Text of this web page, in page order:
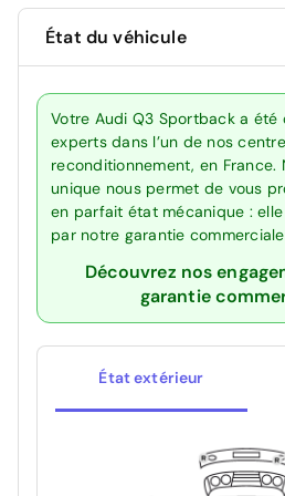
État du véhicule
Votre Audi Q3 Sportback a été
experts dans l’un de nos
reconditionnement, en
unique nous permet de vous
en parfait état mécanique :
par notre garantie
Découvrez nos
garantie
État extérieur